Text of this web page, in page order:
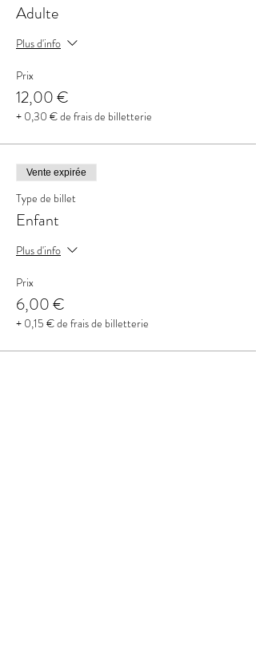
Adulte
Plus d'info
Prix
12,00 €
+ 0,30 € de frais de billetterie
Vente expirée
Type de billet
Enfant
Plus d'info
Prix
6,00 €
+ 0,15 € de frais de billetterie